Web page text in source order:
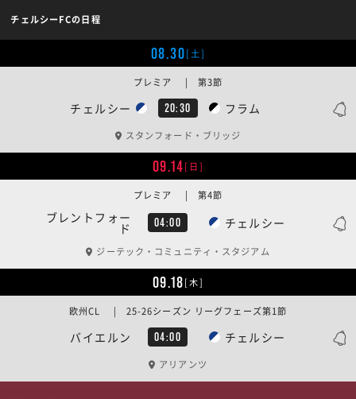
チェルシーFCの日程
08.30[土]
チェルシー 20:30 フラム
プレミア | 第3節
スタンフォード・ブリッジ
09.14[日]
ブレントフォー
ド 04:00 チェルシー
プレミア | 第4節
ジーテック・コミュニティ・スタジアム
09.18[木]
バイエルン 04:00 チェルシー
欧州CL | 25-26シーズン リーグフェーズ第1節
アリアンツ